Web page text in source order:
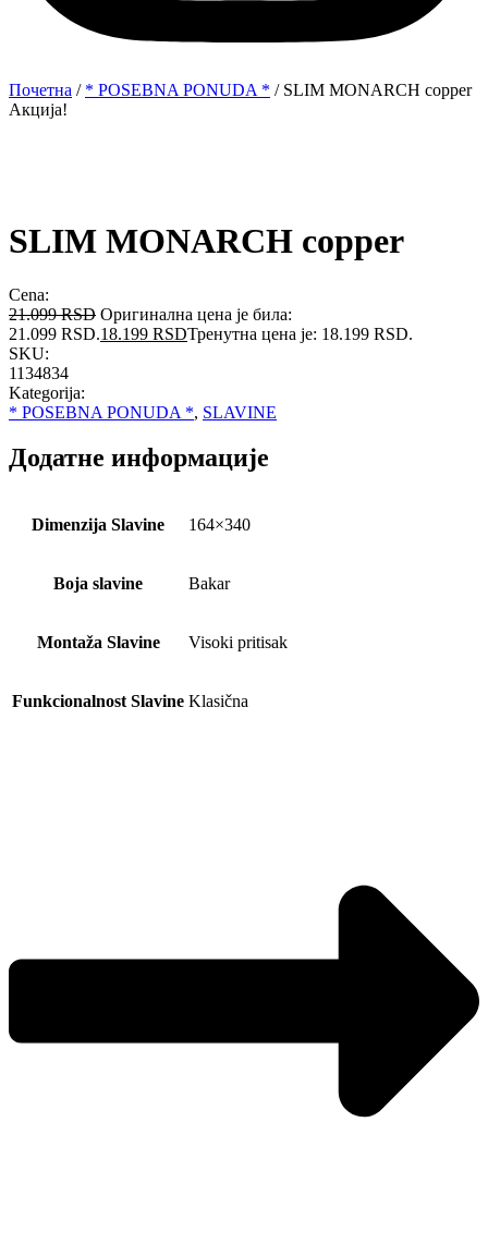
Почетна / * POSEBNA PONUDA * / SLIM MONARCH copper
Акција!
SLIM MONARCH copper
Cena:
21.099RSD Оригинална цена је била:
21.099 RSD.18.199 RSDТренутна цена је: 18.199 RSD.
SKU:
1134834
Kategorija:
* POSEBNA PONUDA *, SLAVINE
Додатне информације
Dimenzija Slavine 164×340
Boja slavine Bakar
Montaža Slavine Visoki pritisak
Funkcionalnost Slavine Klasična